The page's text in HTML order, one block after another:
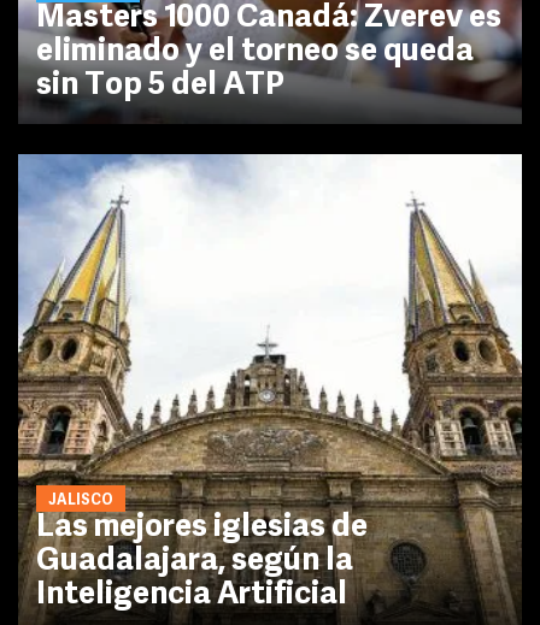
Masters 1000 Canadá: Zverev es
eliminado y el torneo se queda
sin Top 5 del ATP
JALISCO
Las mejores iglesias de
Guadalajara, según la
Inteligencia Artificial